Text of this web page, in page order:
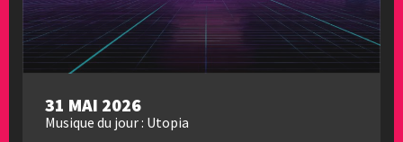
31 MAI 2026
Musique du jour : Utopia